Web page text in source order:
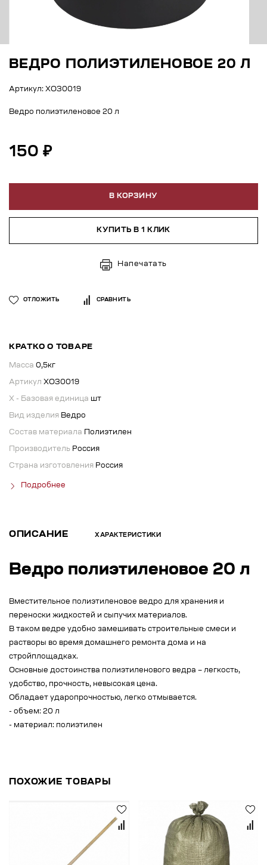
ВЕДРО ПОЛИЭТИЛЕНОВОЕ 20 Л
Артикул: ХОЗ0019
Ведро полиэтиленовое 20 л
150 ₽
В КОРЗИНУ
КУПИТЬ В 1 КЛИК
Напечатать
ОТЛОЖИТЬ СРАВНИТЬ
КРАТКО О ТОВАРЕ
Масса 0,5кг
Артикул ХОЗ0019
X - Базовая единица шт
Вид изделия Ведро
Состав материала Полиэтилен
Производитель Россия
Страна изготовления Россия
Подробнее
ОПИСАНИЕ ХАРАКТЕРИСТИКИ
Ведро полиэтиленовое 20 л
Вместительное полиэтиленовое ведро для хранения и
переноски жидкостей и сыпучих материалов.
В таком ведре удобно замешивать строительные смеси и
растворы во время домашнего ремонта дома и на
стройплощадках.
Основные достоинства полиэтиленового ведра – легкость,
удобство, прочность, невысокая цена.
Обладает ударопрочностью, легко отмывается.
- объем: 20 л
- материал: полиэтилен
ПОХОЖИЕ ТОВАРЫ